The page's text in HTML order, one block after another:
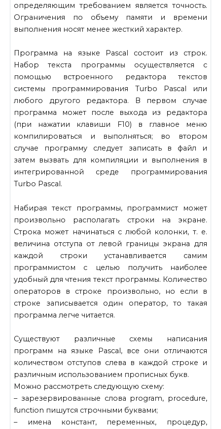
определяющим требованием является точность.
Ограничения по объему памяти и времени
выполнения носят менее жесткий характер.
Программа на языке Pascal состоит из строк.
Набор текста программы осуществляется с
помощью встроенного редактора текстов
системы программирования Turbo Pascal или
любого другого редактора. В первом случае
программа может после выхода из редактора
(при нажатии клавиши F10) в главное меню
компилироваться и выполняться; во втором
случае программу следует записать в файл и
затем вызвать для компиляции и выполнения в
интегрированной среде программирования
Turbo Pascal.
Набирая текст программы, программист может
произвольно располагать строки на экране.
Строка может начинаться с любой колонки, т. е.
величина отступа от левой границы экрана для
каждой строки устанавливается самим
программистом с целью получить наиболее
удобный для чтения текст программы. Количество
операторов в строке произвольно, но если в
строке записывается один оператор, то такая
программа легче читается.
Существуют различные схемы написания
программ на языке Pascal, все они отличаются
количеством отступов слева в каждой строке и
различным использованием прописных букв.
Можно рассмотреть следующую схему:
– зарезервированные слова program, procedure,
function пишутся строчными буквами;
– имена констант, переменных, процедур,